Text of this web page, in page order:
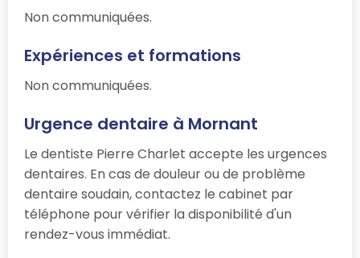
Non communiquées.
Expériences et formations
Non communiquées.
Urgence dentaire à Mornant
Le dentiste Pierre Charlet accepte les urgences
dentaires. En cas de douleur ou de problème
dentaire soudain, contactez le cabinet par
téléphone pour vérifier la disponibilité d'un
rendez-vous immédiat.